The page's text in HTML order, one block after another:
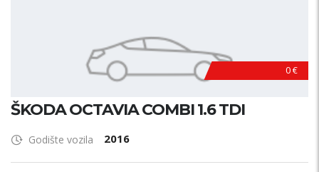
0 €
ŠKODA OCTAVIA COMBI 1.6 TDI
Godište vozila 2016